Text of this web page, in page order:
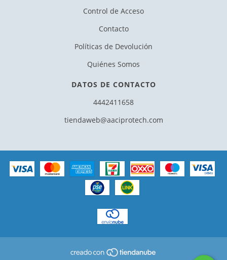
Control de Acceso
Contacto
Políticas de Devolución
Quiénes Somos
DATOS DE CONTACTO
4442411658
tiendaweb@aaciprotech.com